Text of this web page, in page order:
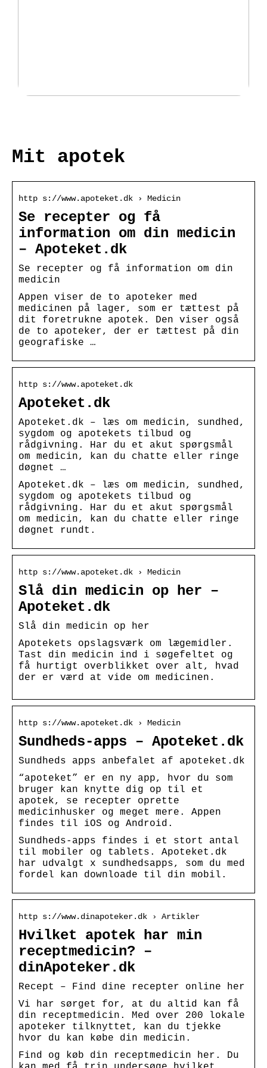
Mit apotek
http s://www.apoteket.dk › Medicin
Se recepter og få
information om din medicin
– Apoteket.dk
Se recepter og få information om din
medicin
Appen viser de to apoteker med
medicinen på lager, som er tættest på
dit foretrukne apotek. Den viser også
de to apoteker, der er tættest på din
geografiske …
http s://www.apoteket.dk
Apoteket.dk
Apoteket.dk – læs om medicin, sundhed,
sygdom og apotekets tilbud og
rådgivning. Har du et akut spørgsmål
om medicin, kan du chatte eller ringe
døgnet …
Apoteket.dk – læs om medicin, sundhed,
sygdom og apotekets tilbud og
rådgivning. Har du et akut spørgsmål
om medicin, kan du chatte eller ringe
døgnet rundt.
http s://www.apoteket.dk › Medicin
Slå din medicin op her –
Apoteket.dk
Slå din medicin op her
Apotekets opslagsværk om lægemidler.
Tast din medicin ind i søgefeltet og
få hurtigt overblikket over alt, hvad
der er værd at vide om medicinen.
http s://www.apoteket.dk › Medicin
Sundheds-apps – Apoteket.dk
Sundheds apps anbefalet af apoteket.dk
“apoteket” er en ny app, hvor du som
bruger kan knytte dig op til et
apotek, se recepter oprette
medicinhusker og meget mere. Appen
findes til iOS og Android.
Sundheds-apps findes i et stort antal
til mobiler og tablets. Apoteket.dk
har udvalgt x sundhedsapps, som du med
fordel kan downloade til din mobil.
http s://www.dinapoteker.dk › Artikler
Hvilket apotek har min
receptmedicin? –
dinApoteker.dk
Recept – Find dine recepter online her
Vi har sørget for, at du altid kan få
din receptmedicin. Med over 200 lokale
apoteker tilknyttet, kan du tjekke
hvor du kan købe din medicin.
Find og køb din receptmedicin her. Du